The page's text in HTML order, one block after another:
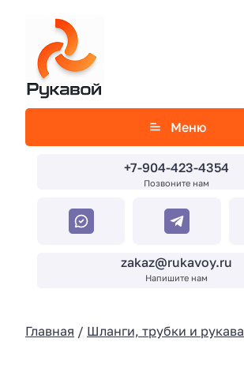
Меню
+7-904-423-4354
Позвоните нам
zakaz@rukavoy.ru
Напишите нам
Главная / Шланги, трубки и рукава